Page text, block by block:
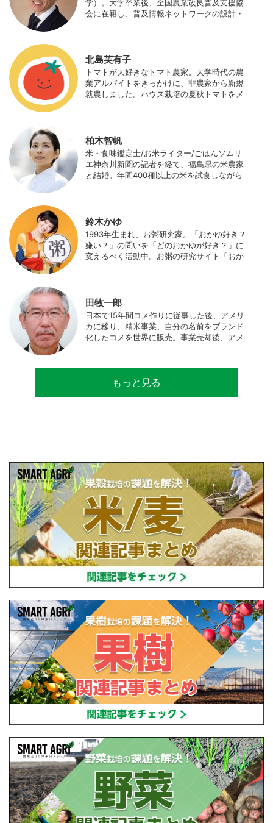
学）。大学卒業後、全国農業改良普及支援協
会に在籍し、普及情報ネットワークの設計・
の実証試験や農産物輸出などに関わった。主
にスマート農業の実証試験やコンサルなどに
携わっている。 HP：http://www.ijas.co.jp/
北島芙有子
トマトが大好きなトマト農家。大学時代の農
業アルバイトをきっかけに、非農家から新規
就農しました。ハウス栽培の夏秋トマトをメ
柏木智帆
米・食味鑑定士/お米ライター/ごはんソムリ
エ神奈川新聞の記者を経て、福島県の米農家
と結婚。年間400種以上の米を試食しながら
食事やお弁当づくりを通して、食育にも目を
向けている。プロフィール写真 ©杉山晃造
鈴木かゆ
1993年生まれ、お粥研究家。「おかゆ好き？
嫌い？」の問いを「どのおかゆが好き？」に
変えるべく活動中。お粥の研究サイト「おか
田牧一郎
日本で15年間コメ作りに従事した後、アメリ
カに移り、精米事業、自分の名前をブランド
化したコメを世界に販売。事業売却後、アメ
サルティングとして関わり、企業などの依頼
で世界12カ国の良質米生産可能産地を訪問調
もっと見る